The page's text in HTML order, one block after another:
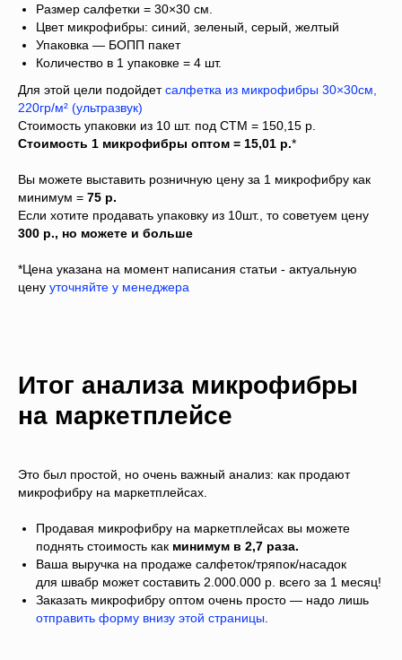
Размер салфетки = 30×30 см.
Цвет микрофибры: синий, зеленый, серый, желтый
Упаковка — БОПП пакет
Количество в 1 упаковке = 4 шт.
Для этой цели подойдетсалфетка из микрофибры 30×30см,
220гр/м² (ультразвук)
Стоимость упаковки из 10 шт. под СТМ = 150,15 р.
Стоимость 1 микрофибры оптом = 15,01 р.*
Вы можете выставить розничную цену за 1 микрофибру как
минимум = 75 р.
Если хотите продавать упаковку из 10шт., то советуем цену
300 р., но можете и больше
*Цена указана на момент написания статьи - актуальную
цену уточняйте у менеджера
Итог анализа микрофибры
на маркетплейсе
Это был простой, но очень важный анализ: как продают
микрофибру на маркетплейсах.
Продавая микрофибру на маркетплейсах вы можете
поднять стоимость как минимум в 2,7 раза.
Ваша выручка на продаже салфеток/тряпок/насадок
для швабр может составить 2.000.000 р. всего за 1 месяц!
Заказать микрофибру оптом очень просто — надо лишь
отправить форму внизу этой страницы